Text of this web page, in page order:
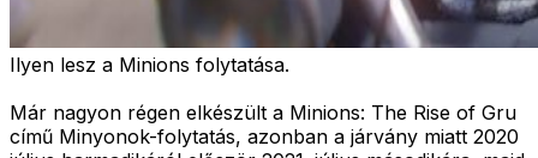
Ilyen lesz a Minions folytatása.
Már nagyon régen elkészült a Minions: The Rise of Gru
című Minyonok-folytatás, azonban a járvány miatt 2020